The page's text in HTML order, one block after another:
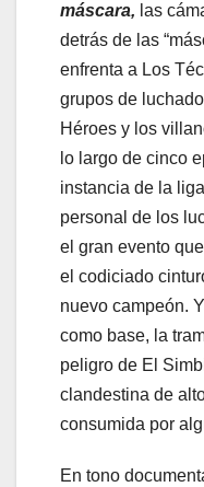
máscara, las
detrás de las
enfrenta a Los
grupos de
Héroes y los
lo largo de cinco
instancia de la
personal de los
el gran evento
el codiciado
nuevo campeón.
como base, la
peligro de El
clandestina de
consumida por
En tono